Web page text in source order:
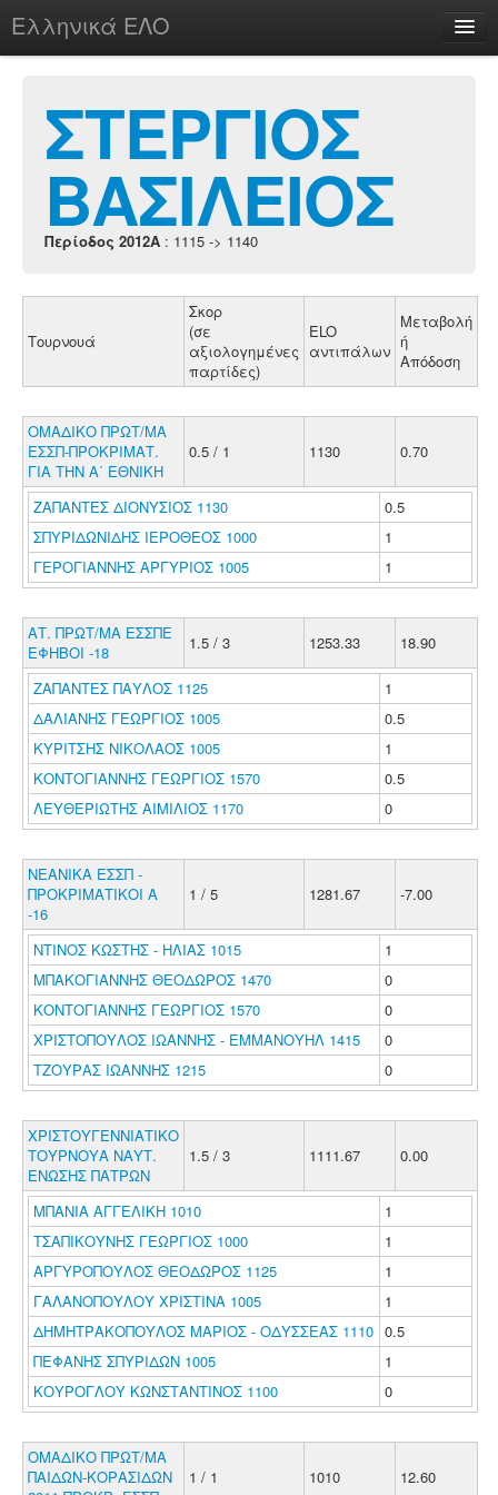
Ελληνικά ΕΛΟ
chesstu.be @ discord
Login
ΣΤΕΡΓΙΟΣ
ΒΑΣΙΛΕΙΟΣ
Περίοδος 2012A : 1115 -> 1140
Τουρνουά
Σκορ
(σε
αξιολογημένες
παρτίδες)
ELO
αντιπάλων
Μεταβολή
ή
Απόδοση
ΟΜΑΔΙΚΟ ΠΡΩΤ/ΜΑ
ΕΣΣΠ-ΠΡΟΚΡΙΜΑΤ.
ΓΙΑ ΤΗΝ Α΄ ΕΘΝΙΚΗ
0.5 / 1 1130 0.70
ΖΑΠΑΝΤΕΣ ΔΙΟΝΥΣΙΟΣ 1130
0.5
ΣΠΥΡΙΔΩΝΙΔΗΣ ΙΕΡΟΘΕΟΣ 1000
1
ΓΕΡΟΓΙΑΝΝΗΣ ΑΡΓΥΡΙΟΣ 1005
1
ΑΤ. ΠΡΩΤ/ΜΑ ΕΣΣΠΕ
ΕΦΗΒΟΙ -18
1.5 / 3 1253.33 18.90
ΖΑΠΑΝΤΕΣ ΠΑΥΛΟΣ 1125
1
ΔΑΛΙΑΝΗΣ ΓΕΩΡΓΙΟΣ 1005
0.5
ΚΥΡΙΤΣΗΣ ΝΙΚΟΛΑΟΣ 1005
1
ΚΟΝΤΟΓΙΑΝΝΗΣ ΓΕΩΡΓΙΟΣ 1570
0.5
ΛΕΥΘΕΡΙΩΤΗΣ ΑΙΜΙΛΙΟΣ 1170
0
ΝΕΑΝΙΚΑ ΕΣΣΠ -
ΠΡΟΚΡΙΜΑΤΙΚΟΙ Α
-16
1 / 5 1281.67 -7.00
ΝΤΙΝΟΣ ΚΩΣΤΗΣ - ΗΛΙΑΣ 1015
1
ΜΠΑΚΟΓΙΑΝΝΗΣ ΘΕΟΔΩΡΟΣ 1470
0
ΚΟΝΤΟΓΙΑΝΝΗΣ ΓΕΩΡΓΙΟΣ 1570
0
ΧΡΙΣΤΟΠΟΥΛΟΣ ΙΩΑΝΝΗΣ - ΕΜΜΑΝΟΥΗΛ 1415
0
ΤΖΟΥΡΑΣ ΙΩΑΝΝΗΣ 1215
0
ΧΡΙΣΤΟΥΓΕΝΝΙΑΤΙΚΟ
ΤΟΥΡΝΟΥΑ ΝΑΥΤ.
ΕΝΩΣΗΣ ΠΑΤΡΩΝ
1.5 / 3 1111.67 0.00
ΜΠΑΝΙΑ ΑΓΓΕΛΙΚΗ 1010
1
ΤΣΑΠΙΚΟΥΝΗΣ ΓΕΩΡΓΙΟΣ 1000
1
ΑΡΓΥΡΟΠΟΥΛΟΣ ΘΕΟΔΩΡΟΣ 1125
1
ΓΑΛΑΝΟΠΟΥΛΟΥ ΧΡΙΣΤΙΝΑ 1005
1
ΔΗΜΗΤΡΑΚΟΠΟΥΛΟΣ ΜΑΡΙΟΣ - ΟΔΥΣΣΕΑΣ 1110 0.5
ΠΕΦΑΝΗΣ ΣΠΥΡΙΔΩΝ 1005
1
ΚΟΥΡΟΓΛΟΥ ΚΩΝΣΤΑΝΤΙΝΟΣ 1100
0
ΟΜΑΔΙΚΟ ΠΡΩΤ/ΜΑ
ΠΑΙΔΩΝ-ΚΟΡΑΣΙΔΩΝ
1 / 1 1010 12.60